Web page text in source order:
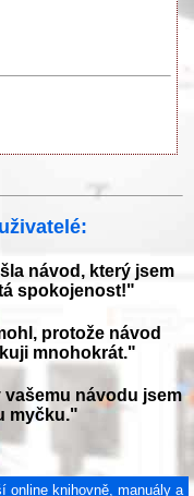
návod, který jsem
spokojenost!"
protože návod
mnohokrát."
návodu jsem
myčku."
online knihovně, manuály a